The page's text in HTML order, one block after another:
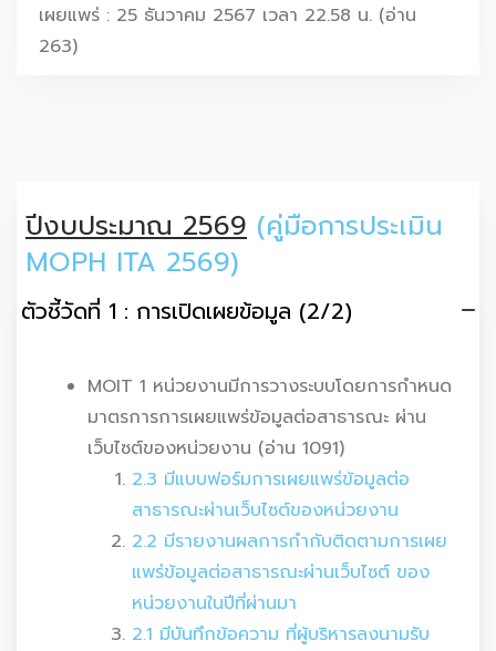
เผยแพร่ : 25 ธันวาคม 2567 เวลา 22.58 น. (อ่าน
263)
ปีงบประมาณ 2569 (คู่มือการประเมิน
MOPH ITA 2569)
ตัวชี้วัดที่ 1 : การเปิดเผยข้อมูล (2/2)
MOIT 1 หน่วยงานมีการวางระบบโดยการกำหนด
มาตรการการเผยแพร่ข้อมูลต่อสาธารณะ ผ่าน
เว็บไซต์ของหน่วยงาน (อ่าน 1091)
2.3 มีแบบฟอร์มการเผยแพร่ข้อมูลต่อ
สาธารณะผ่านเว็บไซต์ของหน่วยงาน
2.2 มีรายงานผลการกำกับติดตามการเผย
แพร่ข้อมูลต่อสาธารณะผ่านเว็บไซต์ ของ
หน่วยงานในปีที่ผ่านมา
2.1 มีบันทึกข้อความ ที่ผู้บริหารลงนามรับ